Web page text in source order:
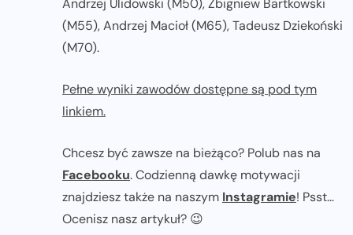
Andrzej Ulidowski (M50), Zbigniew Bartkowski
(M55), Andrzej Macioł (M65), Tadeusz Dziekoński
(M70).
Pełne wyniki zawodów dostępne są pod tym
linkiem.
Chcesz być zawsze na bieżąco? Polub nas na
Facebooku. Codzienną dawkę motywacji
znajdziesz także na naszym Instagramie! Psst...
Ocenisz nasz artykuł? 😉